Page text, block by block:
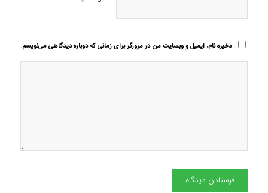
ذخیره نام، ایمیل و وبسایت من در مرورگر برای زمانی که دوباره دیدگاهی می‌نویسم.